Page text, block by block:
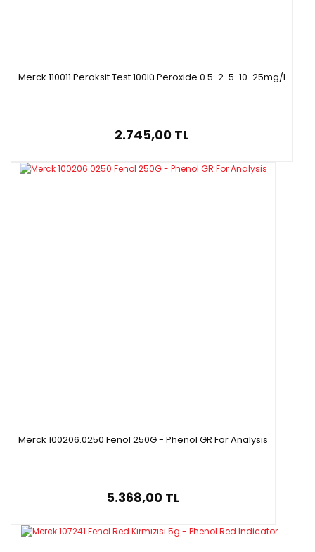
Merck 110011 Peroksit Test 100lü Peroxide 0.5-2-5-10-25mg/l
2.745,00 TL
Merck 100206.0250 Fenol 250G - Phenol GR For Analysis
5.368,00 TL